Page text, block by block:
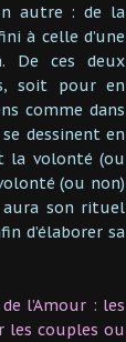
autre : de la
à celle d’une
De ces deux
soit pour en
comme dans
dessinent en
la volonté (ou
(ou non)
aura son rituel
d’élaborer sa
l’Amour : les
les couples ou